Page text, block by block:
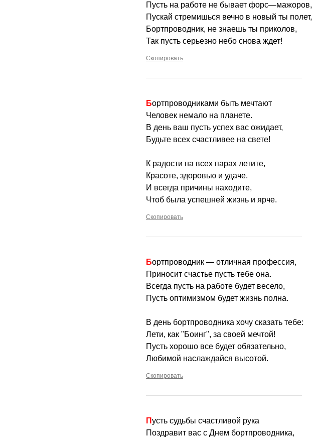
Пусть на работе не бывает форс—мажоров,
Пускай стремишься вечно в новый ты полет,
Бортпроводник, не знаешь ты приколов,
Так пусть серьезно небо снова ждет!
Скопировать
Бортпроводниками быть мечтают
Человек немало на планете.
В день ваш пусть успех вас ожидает,
Будьте всех счастливее на свете!
К радости на всех парах летите,
Красоте, здоровью и удаче.
И всегда причины находите,
Чтоб была успешней жизнь и ярче.
Скопировать
Бортпроводник — отличная профессия,
Приносит счастье пусть тебе она.
Всегда пусть на работе будет весело,
Пусть оптимизмом будет жизнь полна.
В день бортпроводника хочу сказать тебе:
Лети, как "Боинг", за своей мечтой!
Пусть хорошо все будет обязательно,
Любимой наслаждайся высотой.
Скопировать
Пусть судьбы счастливой рука
Поздравит вас с Днем бортпроводника,